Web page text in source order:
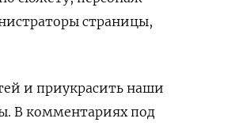
страницы,
и приукрасить наши
В комментариях под